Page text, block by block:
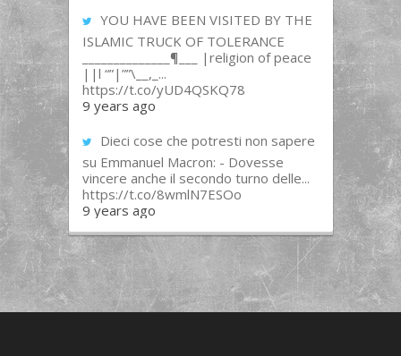
YOU HAVE BEEN VISITED BY THE
ISLAMIC TRUCK OF TOLERANCE
______________¶___ |religion of peace
||l “”|””\__,_...
https://t.co/yUD4QSKQ78
9 years ago
Dieci cose che potresti non sapere
su Emmanuel Macron: - Dovesse
vincere anche il secondo turno delle...
https://t.co/8wmlN7ESOo
9 years ago